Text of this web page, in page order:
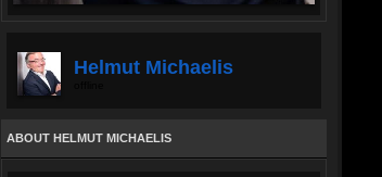
Helmut Michaelis
ABOUT HELMUT MICHAELIS